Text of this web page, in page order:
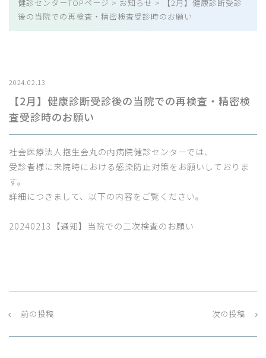
健診センターTOPページ > お知らせ >
【2月】健康診断受診
後の当院での再検査・精密検査受診時のお願い
2024.02.13
【2月】健康診断受診後の当院での再検査・精密検
査受診時のお願い
社会医療法人抱生会丸の内病院健診センターでは、
受診者様に来院時における感染防止対策をお願いしておりま
す。
詳細につきまして、以下の内容をご覧ください。
20240213【通知】当院での二次検査のお願い
前の投稿 次の投稿